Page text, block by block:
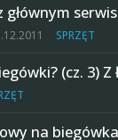
głównym
SPRZĘT
(cz. 3) Z
na